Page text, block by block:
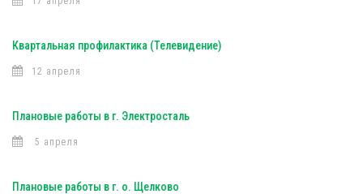
Квартальная профилактика (Телевидение)
12 апреля
Плановые работы в г. Электросталь
5 апреля
Плановые работы в г. о. Щелково